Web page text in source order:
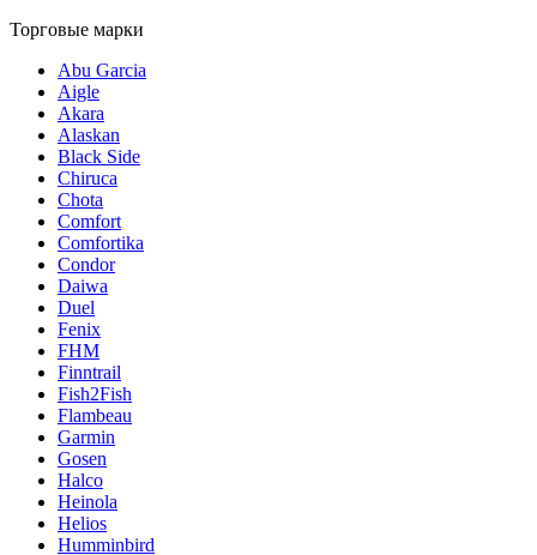
Торговые марки
Abu Garcia
Aigle
Akara
Alaskan
Black Side
Chiruca
Chota
Comfort
Comfortika
Condor
Daiwa
Duel
Fenix
FHM
Finntrail
Fish2Fish
Flambeau
Garmin
Gosen
Halco
Heinola
Helios
Humminbird